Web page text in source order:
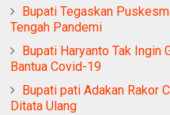
Bupati Tegaskan
Tengah Pandemi
Bupati Haryanto Tak Ingin
Bantua Covid-19
Bupati pati Adakan Rakor
Ditata Ulang